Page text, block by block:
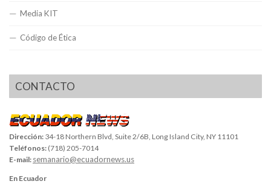
Media KIT
Código de Ética
CONTACTO
Dirección: 34-18 Northern Blvd, Suite 2/6B, Long Island City, NY 11101
Teléfonos: (718) 205-7014
E-mail: semanario@ecuadornews.us
En Ecuador